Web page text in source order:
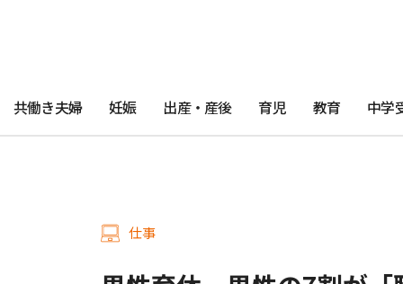
共働き夫婦 妊娠 出産・産後 育児 教育 中学
仕事